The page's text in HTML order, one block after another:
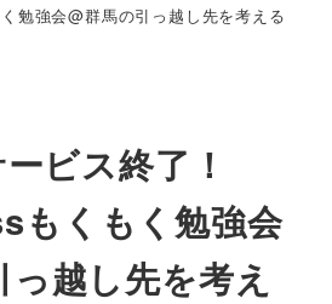
勉強会@群馬の引っ越し先を考える
ビス終了！
もくもく勉強会
越し先を考え